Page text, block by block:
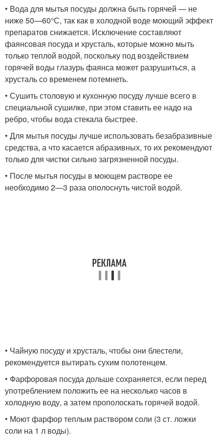
• Вода для мытья посуды должна быть горячей — не
ниже 50—60°С, так как в холодной воде моющий эффект
препаратов снижается. Исключение составляют
фаянсовая посуда и хрусталь, которые можно мыть
только теплой водой, поскольку под воздействием
горячей воды глазурь фаянса может разрушиться, а
хрусталь со временем потемнеть.
• Сушить столовую и кухонную посуду лучше всего в
специальной сушилке, при этом ставить ее надо на
ребро, чтобы вода стекала быстрее.
• Для мытья посуды лучше использовать безабразивные
средства, а что касается абразивных, то их рекомендуют
только для чистки сильно загрязненной посуды.
• После мытья посуды в моющем растворе ее
необходимо 2—3 раза ополоснуть чистой водой.
• Чайную посуду и хрусталь, чтобы они блестели,
рекомендуется вытирать сухим полотенцем.
• Фарфоровая посуда дольше сохраняется, если перед
употреблением положить ее на несколько часов в
холодную воду, а затем прополоскать горячей водой.
• Моют фарфор теплым раствором соли (3 ст. ложки
соли на 1 л воды).